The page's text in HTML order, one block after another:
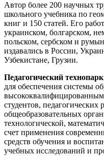
Автор более 200 научных
школьного учебника по
книг и 150 статей. Его
украинском, болгарском,
польском, сербском и
издавались в России,
Узбекистане, Грузии.
Педагогический
для обеспечения системы
студентов, педагогических
общеобразовательных
технологической,
счет применения
средств обучения и
учебных исследований и